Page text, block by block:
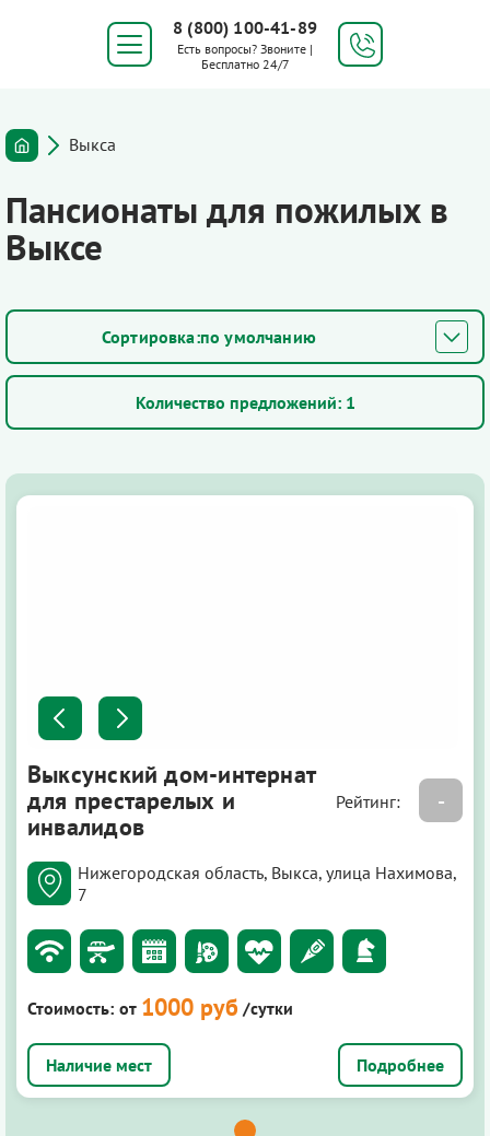
8 (800) 100-41-89
Есть вопросы? Звоните |
Бесплатно 24/7
Выкса
Пансионаты для пожилых в
Выксе
по умолчанию
Количество предложений: 1
Выксунский дом-интернат
для престарелых и
инвалидов
Рейтинг: -
Нижегородская область, Выкса, улица Нахимова,
7
Стоимость: от 1000 руб /сутки
Подробнее